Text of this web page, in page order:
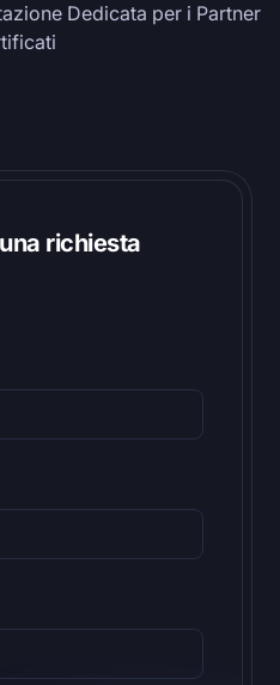
Dedicata per i Partner
richiesta